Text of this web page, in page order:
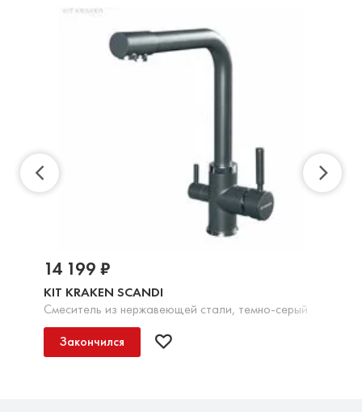
KIT KRAKEN SCANDI
Смеситель из нержавеющей стали, темно-серый
14 199 ₽
Закончился